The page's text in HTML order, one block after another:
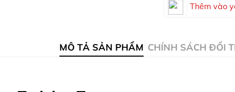
Thêm vào
MÔ TẢ SẢN PHẨM CHÍNH SÁCH ĐỔI